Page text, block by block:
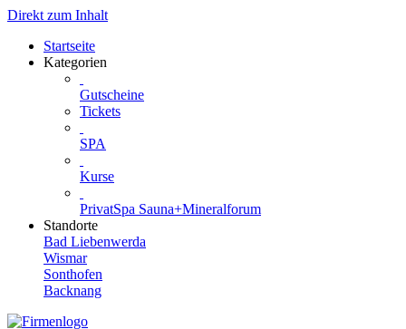
Direkt zum Inhalt
Startseite
Kategorien
Gutscheine
Tickets
SPA
Kurse
PrivatSpa Sauna+Mineralforum
Standorte
Bad Liebenwerda
Wismar
Sonthofen
Backnang